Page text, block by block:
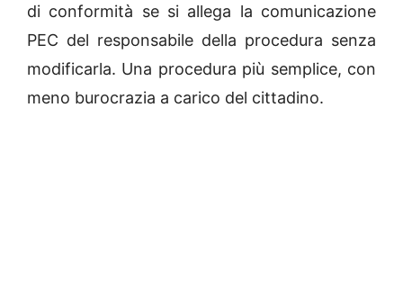
di conformità se si allega la comunicazione
PEC del responsabile della procedura senza
modificarla. Una procedura più semplice, con
meno burocrazia a carico del cittadino.